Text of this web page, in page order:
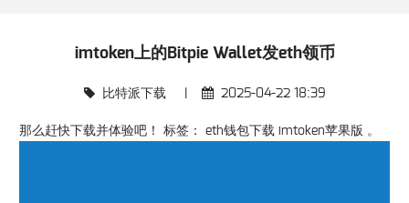
imtoken上的Bitpie Wallet发eth领币
比特派下载| 2025-04-22 18:39
那么赶快下载并体验吧！ 标签： eth钱包下载 imtoken苹果版 。